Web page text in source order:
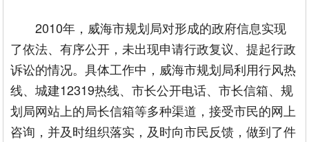
2010年，威海市规划局对形成的政府信息实现
了依法、有序公开，未出现申请行政复议、提起行政
诉讼的情况。具体工作中，威海市规划局利用行风热
线、城建12319热线、市长公开电话、市长信箱、规
划局网站上的局长信箱等多种渠道，接受市民的网上
咨询，并及时组织落实，及时向市民反馈，做到了件